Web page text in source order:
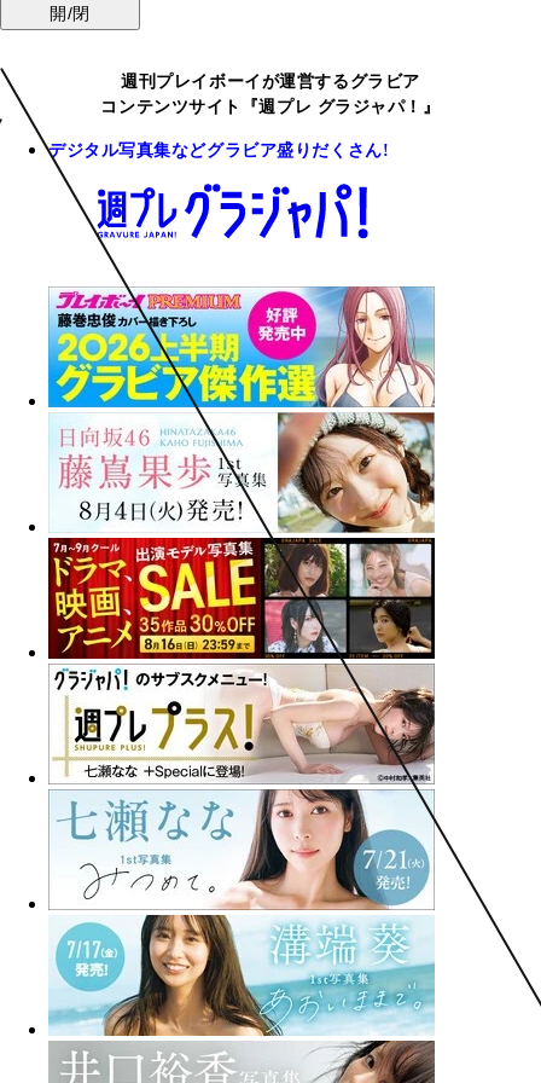
開/閉
週刊プレイボーイが運営するグラビア
コンテンツサイト『週プレ グラジャパ！』
デジタル写真集などグラビア盛りだくさん!